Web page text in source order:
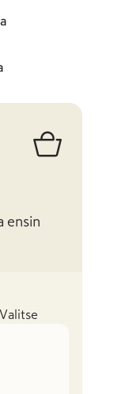
ensin
Valitse